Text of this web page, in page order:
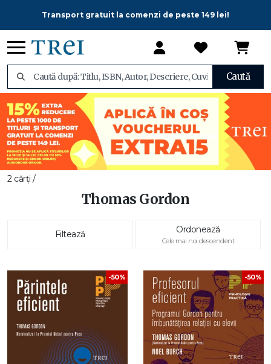
Transport gratuit la comenzi de peste 149 lei!
Caută
2 cărți /
Thomas Gordon
Filtează Ordonează
Cele mai noi descendent
-50% -50%